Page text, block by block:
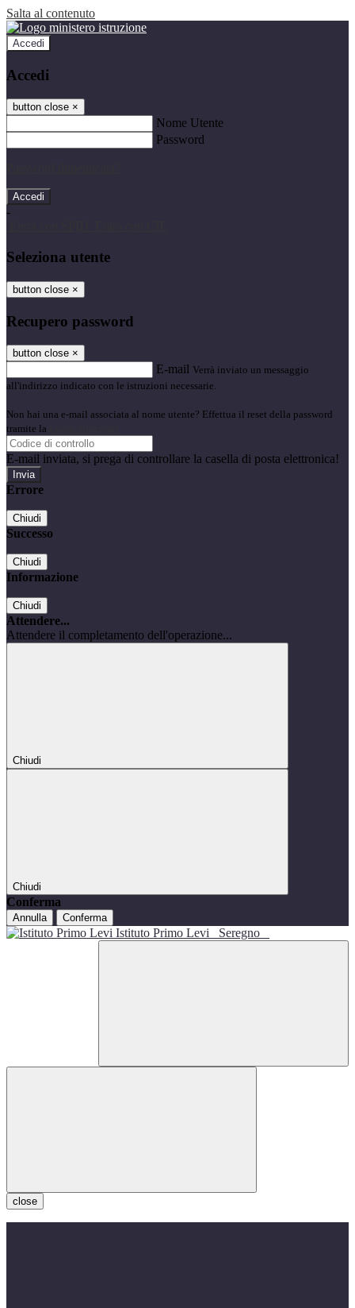
Salta al contenuto
Accedi
Accedi
button close ×
Nome Utente
Password
-
Seleziona utente
button close ×
Recupero password
button close ×
E-mail Verrà inviato un messaggio
all'indirizzo indicato con le istruzioni necessarie.
Non hai una e-mail associata al nome utente? Effettua il reset della password
tramite la
E-mail inviata, si prega di controllare la casella di posta elettronica!
Errore
Chiudi
Successo
Chiudi
Informazione
Chiudi
Attendere...
Attendere il completamento dell'operazione...
Chiudi
Chiudi
Conferma
Annulla Conferma
Istituto Primo Levi Seregno
close